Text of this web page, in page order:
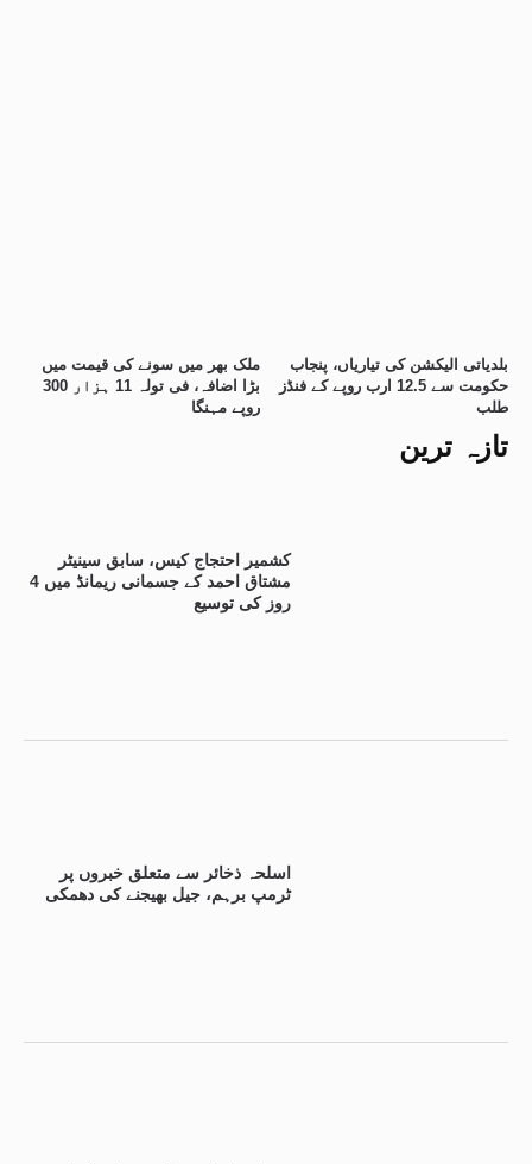
تازہ ترین
کشمیر احتجاج کیس، سابق سینیٹر
مشتاق احمد کے جسمانی ریمانڈ میں 4
روز کی توسیع
اسلحہ ذخائر سے متعلق خبروں پر
ٹرمپ برہم، جیل بھیجنے کی دھمکی
ملک بھر میں سونے کی قیمت میں
بڑا اضافہ، فی تولہ 11 ہزار 300
روپے مہنگا
بلدیاتی الیکشن کی تیاریاں، پنجاب
حکومت سے 12.5 ارب روپے کے فنڈز
طلب